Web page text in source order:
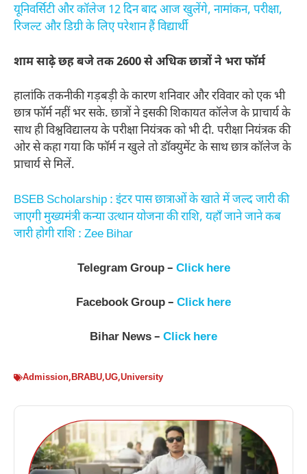
यूनिवर्सिटी और कॉलेज 12 दिन बाद आज खुलेंगे, नामांकन, परीक्षा,
रिजल्ट और डिग्री के लिए परेशान हैं विद्यार्थी
शाम साढ़े छह बजे तक 2600 से अधिक छात्रों ने भरा फॉर्म
हालांकि तकनीकी गड़बड़ी के कारण शनिवार और रविवार को एक भी
छात्र फॉर्म नहीं भर सके. छात्रों ने इसकी शिकायत कॉलेज के प्राचार्य के
साथ ही विश्वविद्यालय के परीक्षा नियंत्रक को भी दी. परीक्षा नियंत्रक की
ओर से कहा गया कि फॉर्म न खुले तो डॉक्युमेंट के साथ छात्र कॉलेज के
प्राचार्य से मिलें.
BSEB Scholarship : इंटर पास छात्राओं के खाते में जल्द जारी की
जाएगी मुख्यमंत्री कन्या उत्थान योजना की राशि, यहाँ जाने जाने कब
जारी होगी राशि : Zee Bihar
Telegram Group – Click here
Facebook Group – Click here
Bihar News – Click here
Admission,BRABU,UG,University